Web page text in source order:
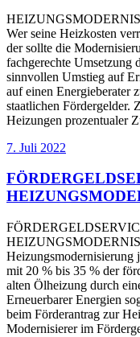
Wer seine Heizkosten
der sollte die
fachgerechte Umsetzung
sinnvollen Umstieg auf
auf einen Energieberater
staatlichen Fördergelder.
Heizungen prozentualer
7. Juli 2022
Heizungsmodernisierung
mit 20 % bis 35 % der
alten Ölheizung durch
Erneuerbarer Energien
beim Förderantrag zur
Modernisierer im